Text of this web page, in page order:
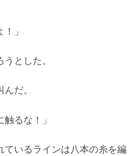
」
とした。
だ。
るな！」
ているラインは八本の糸を編